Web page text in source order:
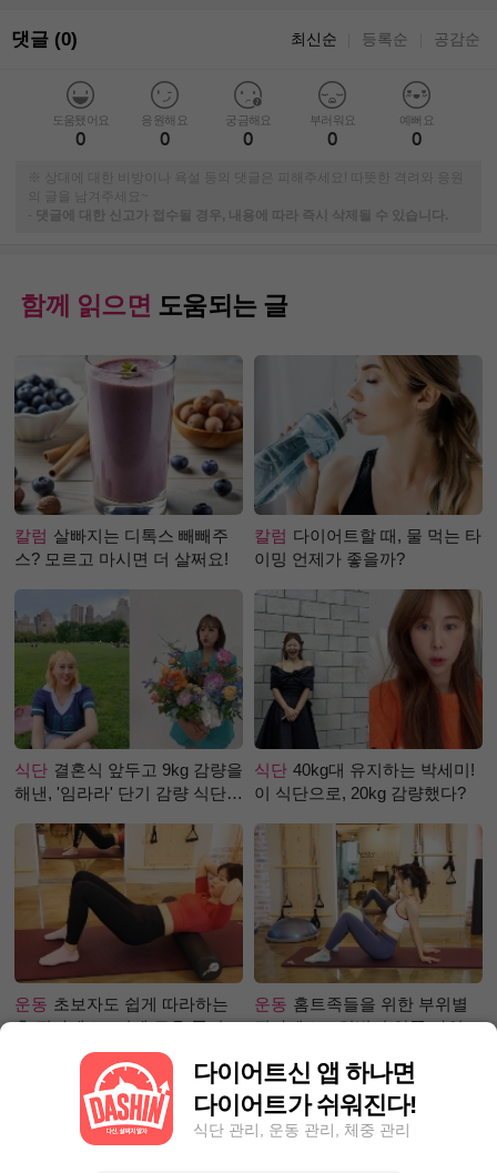
댓글 (0) 최신순 등록순 공감순
도움됐어요
0
응원해요
0
궁금해요
0
부러워요
0
예뻐요
0
※ 상대에 대한 비방이나 욕설 등의 댓글은 피해주세요! 따뜻한 격려와 응원
의 글을 남겨주세요~
-
댓글에 대한 신고가 접수될 경우, 내용에 따라 즉시 삭제될 수 있습니다.
함께 읽으면 도움되는 글
칼럼 살빠지는 디톡스 빼빼주
스? 모르고 마시면 더 살쩌요!
칼럼 다이어트할 때, 물 먹는 타
이밍 언제가 좋을까?
식단 결혼식 앞두고 9kg 감량을
해낸, '임라라' 단기 감량 식단
식단 40kg대 유지하는 박세미!
이 식단으로, 20kg 감량했다?
운동 초보자도 쉽게 따라하는
홈 필라테스 –어깨 근육 풀어주
운동 홈트족들을 위한 부위별
필라테스 – 허벅지 안쪽 라인
다이어트신 앱 하나면
다이어트가 쉬워진다!
식단 관리, 운동 관리, 체중 관리